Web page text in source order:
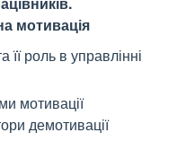
мотивація
її роль в управлінні
мотивації
демотивації